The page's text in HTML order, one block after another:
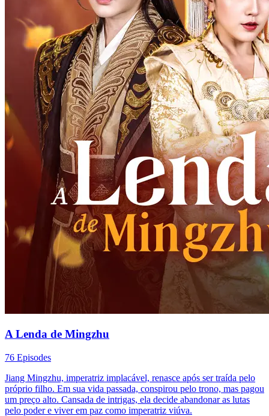
A Lenda de Mingzhu
76 Episodes
Jiang Mingzhu, imperatriz implacável, renasce após ser traída pelo
próprio filho. Em sua vida passada, conspirou pelo trono, mas pagou
um preço alto. Cansada de intrigas, ela decide abandonar as lutas
pelo poder e viver em paz como imperatriz viúva.